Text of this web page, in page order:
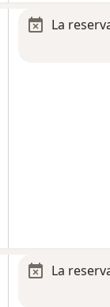
La
La